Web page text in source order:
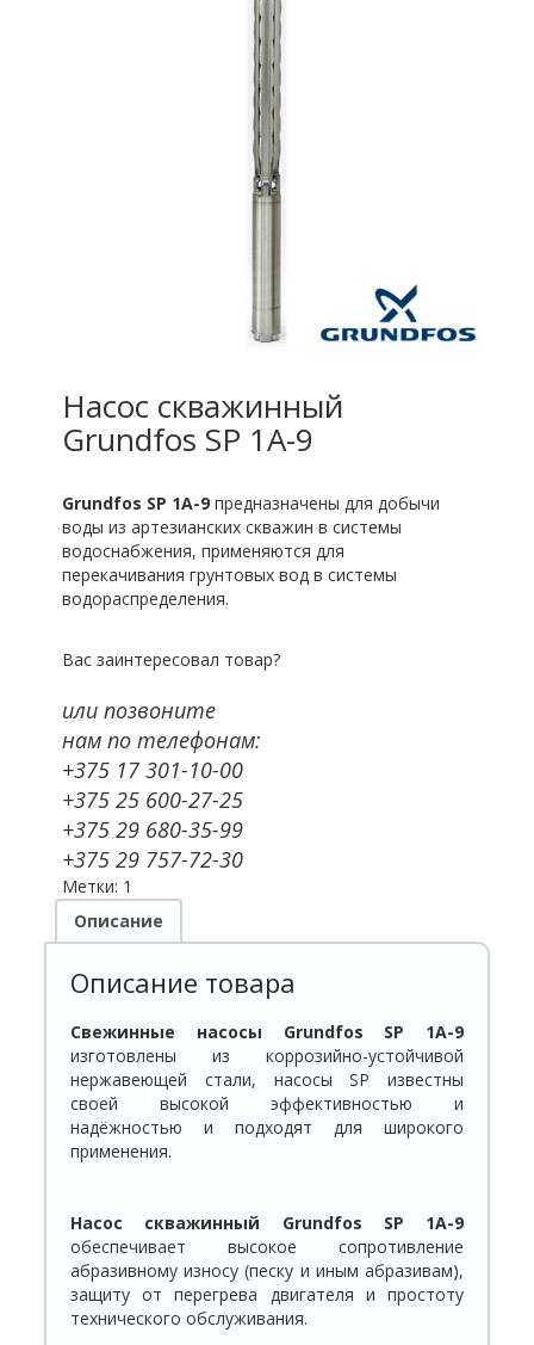
Насос скважинный
Grundfos SP 1A-9
Grundfos SP 1A-9 предназначены для добычи
воды из артезианских скважин в системы
водоснабжения, применяются для
перекачивания грунтовых вод в системы
водораспределения.
Вас заинтересовал товар?
или позвоните
нам по телефонам:
+375 17 301-10-00
+375 25 600-27-25
+375 29 680-35-99
+375 29 757-72-30
Метки: 1
Описание
Описание товара
Свежинные насосы Grundfos SP 1A-9
изготовлены из коррозийно-устойчивой
нержавеющей стали, насосы SP известны
своей высокой эффективностью и
надёжностью и подходят для широкого
применения.
Насос скважинный Grundfos SP 1A-9
обеспечивает высокое сопротивление
абразивному износу (песку и иным абразивам),
защиту от перегрева двигателя и простоту
технического обслуживания.